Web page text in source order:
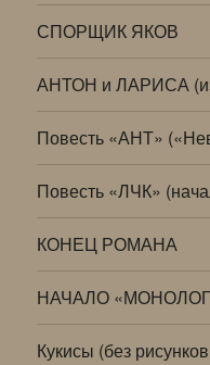
СПОРЩИК ЯКОВ
АНТОН и ЛАРИСА
Повесть «АНТ»
Повесть «ЛЧК»
КОНЕЦ РОМАНА
НАЧАЛО
Кукисы (без